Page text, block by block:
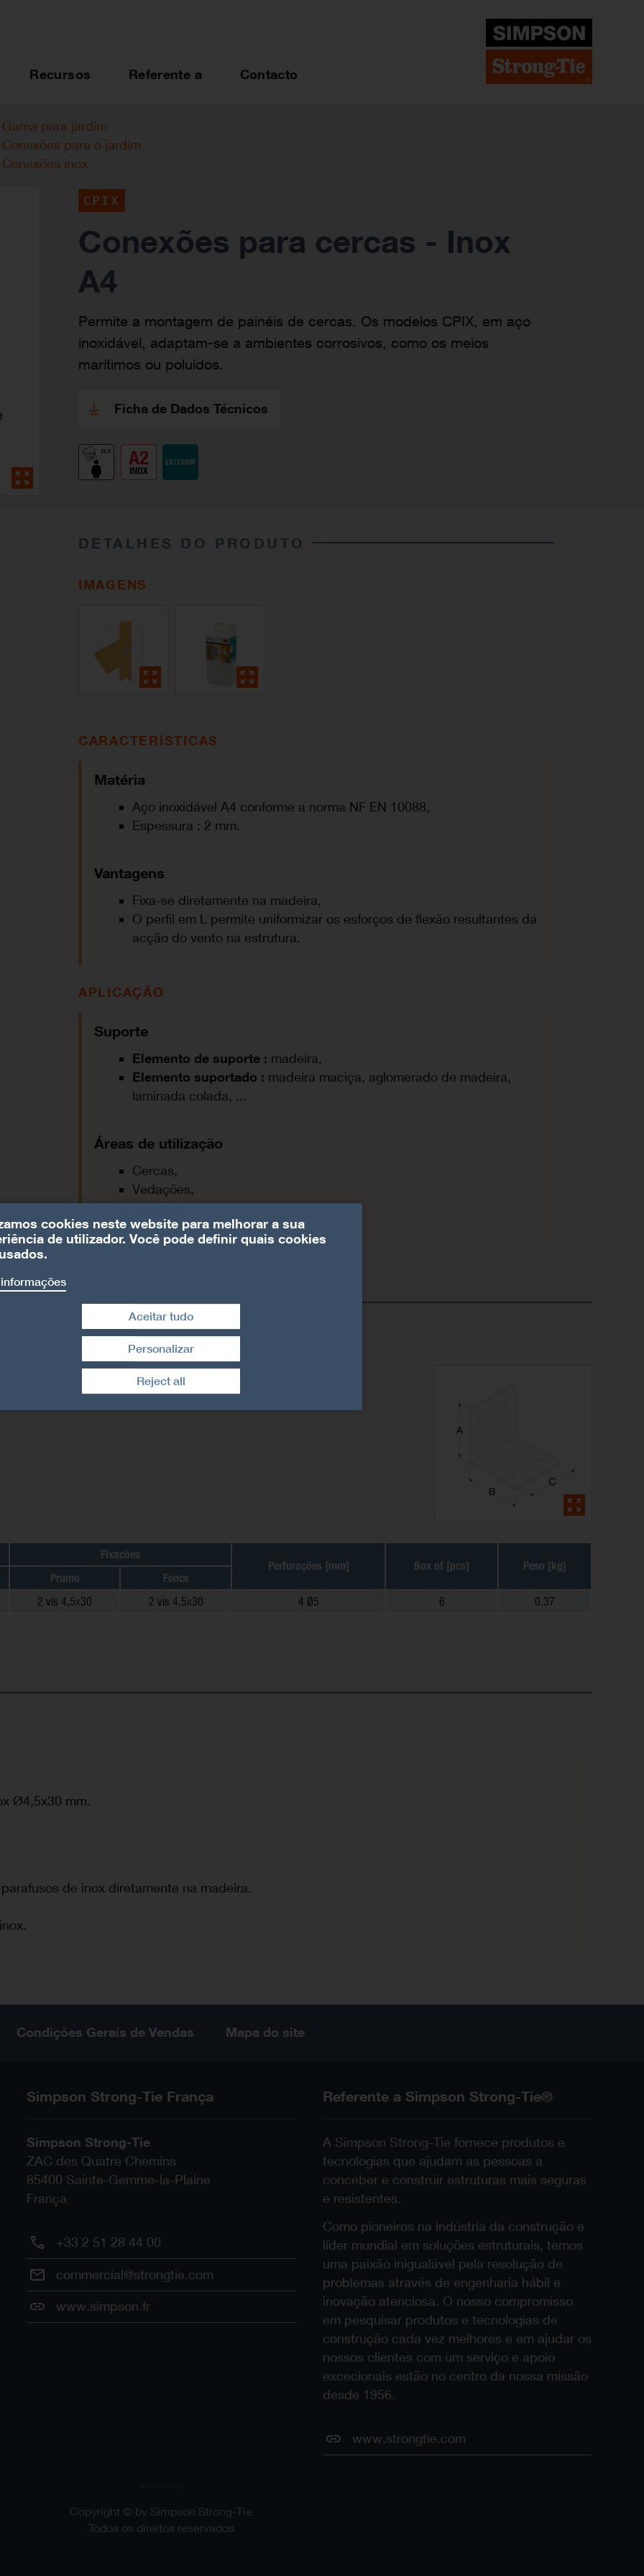
Recursos Referente a Contacto
Gama para jardim
Conexões para o jardim
Conexões inox
CPIX
Conexões para cercas - Inox
A4
Permite a montagem de painéis de cercas. Os modelos CPIX, em aço
inoxidável, adaptam-se a ambientes corrosivos, como os meios
marítimos ou poluídos.
Ficha de Dados Técnicos
DETALHES DO PRODUTO
IMAGENS
CARACTERÍSTICAS
Matéria
Aço inoxidável A4 conforme a norma NF EN 10088,
Espessura : 2 mm.
Vantagens
Fixa-se diretamente na madeira,
O perfil em L permite uniformizar os esforços de flexão resultantes da
acção do vento na estrutura.
APLICAÇÃO
Suporte
Elemento de suporte : madeira,
Elemento suportado : madeira maciça, aglomerado de madeira,
laminada colada, ...
Áreas de utilização
Cercas,
Vedações,
Tapumes, ...
Fixacões
Perfurações [mm]
Box of [pcs]
Peso [kg]
Prumo Fence
2 vis 4,5x30 2 vis 4,5x30 4 Ø5 6 0.37
Ø4,5x30 mm.
de inox diretamente na madeira.
Condições Gerais de Vendas Mapa do site
Referente a Simpson Strong-Tie®
A Simpson Strong-Tie fornece produtos e
tecnologias que ajudam as pessoas a
conceber e construir estruturas mais seguras
e resistentes.
Como pioneiros na indústria da construção e
líder mundial em soluções estruturais, temos
uma paixão inigualável pela resolução de
problemas através de engenharia hábil e
inovação atenciosa. O nosso compromisso
em pesquisar produtos e tecnologias de
construção cada vez melhores e em ajudar os
nossos clientes com um serviço e apoio
excecionais estão no centro da nossa missão
desde 1956.
www.strongtie.com
Simpson Strong-Tie França
Simpson Strong-Tie
ZAC des Quatre Chemins
85400 Sainte-Gemme-la-Plaine
França
+33 2 51 28 44 00
commercial@strongtie.com
www.simpson.fr
Copyright © by Simpson Strong-Tie
Todos os direitos reservados
cookies neste website para melhorar a sua
de utilizador. Você pode definir quais cookies
Reject all
Aceitar tudo
Retirar consentimento
Personalizar